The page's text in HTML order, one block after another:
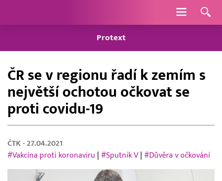
Navigace
Protext
ČR se v regionu řadí k zemím s
největší ochotou očkovat se
proti covidu-19
ČTK - 27.04.2021
#Vakcína proti koronaviru
#Sputnik V #Důvěra v očkování